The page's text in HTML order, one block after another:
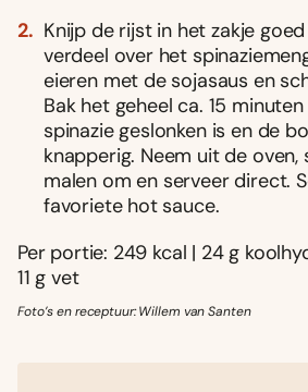
Knijp de rijst in het zakje
verdeel over het
eieren met de sojasaus en
Bak het geheel ca. 15
spinazie geslonken is en de
knapperig. Neem uit de oven,
malen om en serveer direct.
favoriete hot sauce.
Per portie: 249 kcal | 24 g
11 g vet
Foto’s en receptuur: Willem van Santen